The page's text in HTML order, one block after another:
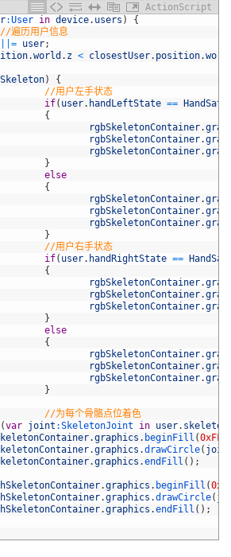
ActionScript
:User in device. users )
{
//遍历用户信息
= user;
.world . z < closestUser. position.
)
{
//用户左手状态
if( user. handLeftState == HandSate
{
rgbSkeletonContainer.
rgbSkeletonContainer.
rgbSkeletonContainer.
}
else
{
rgbSkeletonContainer.
rgbSkeletonContainer.
rgbSkeletonContainer.
}
//用户右手状态
if( user. handRightState ==
{
rgbSkeletonContainer.
rgbSkeletonContainer.
rgbSkeletonContainer.
}
else
{
rgbSkeletonContainer.
rgbSkeletonContainer.
rgbSkeletonContainer.
}
//为每个骨骼点位着色
(var joint :SkeletonJoint in user.
.graphics . beginFill (
.graphics .drawCircle(
.graphics .endFill ( ) ;
.graphics . beginFill (
.graphics .drawCircle(
.graphics .endFill ( ) ;